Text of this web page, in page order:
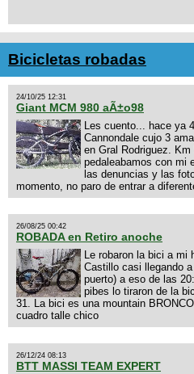
Bicicletas robadas
24/10/25 12:31
Giant MCM 980 aÃ±o98
Les cuento... hace ya
Cannondale cujo 3
en Gral Rodriguez.
pedaleabamos con mi
las denuncias y las
momento, no paro de entrar a
26/08/25 00:42
ROBADA en Retiro anoche
Le robaron la bici a mi
Castillo casi llegando
puerto) a eso de las
pibes lo tiraron de la
31. La bici es una mountain
cuadro talle chico
26/12/24 08:13
BTT MASSI TEAM EXPERT